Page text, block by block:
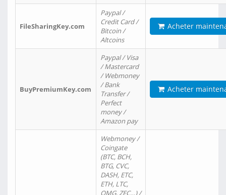
FileSharingKey.com
Paypal /
Credit Card /
Bitcoin /
Altcoins
Acheter
BuyPremiumKey.com
Paypal / Visa
/ Mastercard
/ Webmoney
/ Bank
Transfer /
Perfect
money /
Amazon pay
Acheter
Webmoney /
Coingate
(BTC, BCH,
BTG, CVC,
DASH, ETC,
ETH, LTC,
OMG, ZEC…) /